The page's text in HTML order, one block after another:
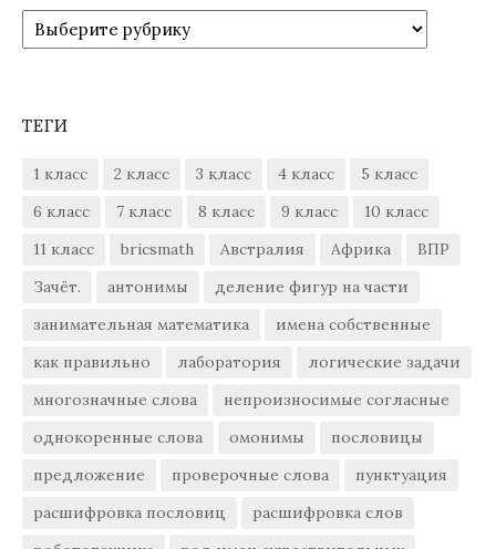
Рубрики
ТЕГИ
1 класс 2 класс 3 класс 4 класс
5 класс
6 класс
7 класс 8 класс 9 класс
10 класс
11 класс
bricsmath Австралия Африка
ВПР
Зачёт.
антонимы
деление фигур на части
занимательная математика
имена собственные
как правильно
лаборатория
логические задачи
многозначные слова
непроизносимые согласные
однокоренные слова
омонимы
пословицы
предложение
проверочные слова
пунктуация
расшифровка пословиц
расшифровка слов